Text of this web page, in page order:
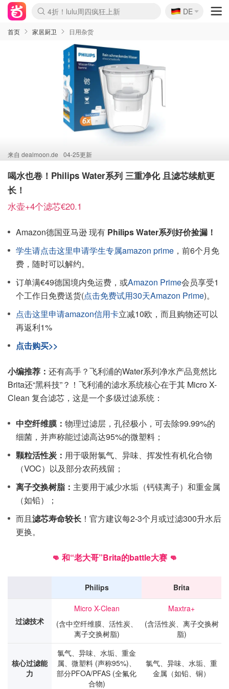
Boticinal 夏促开抢！
4折！lulu周四疯狂上新
还没结束！&OtherStories大促
Joybuy变相75折 随时失效
速领！Stanley独家85折
疑似霸哥！Camper额外叠85折
Zalando 奥莱闪促！每日更新
Moncler反季囤！5折起+叠9折
Coach Brooklyn仅€192
🇩🇪
DE
首页 家居厨卫 日用杂货
来自 dealmoon.de 04-25更新
喝水也卷！Philips Water系列 三重净化 且滤芯续航更
长！
水壶+4个滤芯€20.1
Amazon德国亚马逊 现有 Philips Water系列好价捡漏！
学生请点击这里申请学生专属amazon prime ，前6个月免
费，随时可以解约。
订单满€49德国境内免运费，或Amazon Prime会员享受1
个工作日免费送货(点击免费试用30天Amazon Prime)。
点击这里申请amazon信用卡立减10欧，而且购物还可以
再返利1%
点击购买>>
小编推荐： 还有高手？飞利浦的Water系列净水产品竟然比
Brita还“黑科技”？！飞利浦的滤水系统核心在于其 Micro X-
Clean 复合滤芯，这是一个多级过滤系统：
中空纤维膜： 物理过滤层，孔径极小，可去除99.99%的
细菌，并声称能过滤高达95%的微塑料；
颗粒活性炭： 用于吸附氯气、异味、挥发性有机化合物
（VOC）以及部分农药残留；
离子交换树脂： 主要用于减少水垢（钙镁离子）和重金属
（如铅）；
而且滤芯寿命较长 ！官方建议每2-3个月或过滤300升水后
更换。
👊 和“老大哥”Brita的battle大赛 👊
Philips Brita
过滤技术
Micro X-Clean
(含中空纤维膜、活性炭、
离子交换树脂)
Maxtra+
(含活性炭、离子交换树
脂)
核心过滤能
力
氯气、异味、水垢、重金
属、微塑料 (声称95%)、
部分PFOA/PFAS (全氟化
合物)
氯气、异味、水垢、重
金属（如铅、铜）